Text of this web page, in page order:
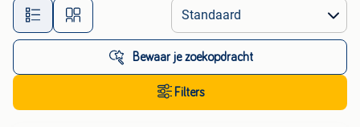
Alle afstanden…
Bewaar je zoekopdracht
Filters